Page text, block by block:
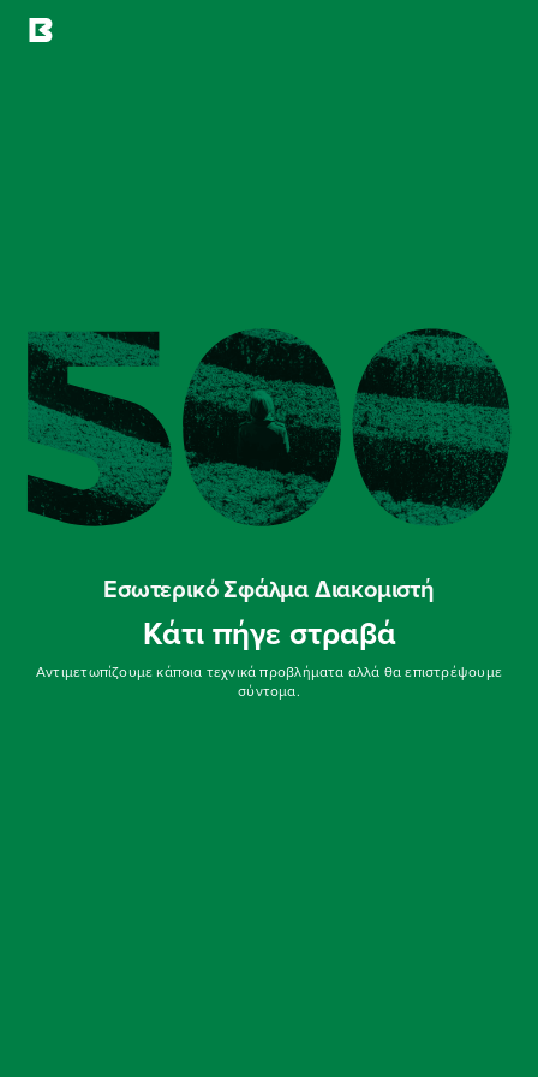
Εσωτερικό Σφάλμα Διακομιστή
Κάτι πήγε στραβά
Αντιμετωπίζουμε κάποια τεχνικά προβλήματα αλλά θα επιστρέψουμε
σύντομα.